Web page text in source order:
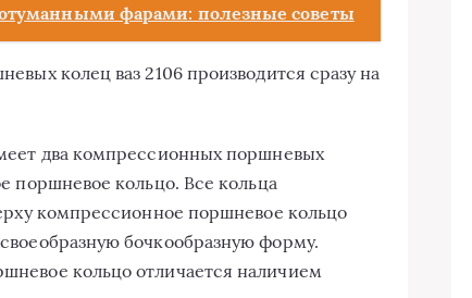
фарами: полезные советы
колец ваз 2106 производится сразу на
два компрессионных поршневых
поршневое кольцо. Все кольца
компрессионное поршневое кольцо
бочкообразную форму.
кольцо отличается наличием